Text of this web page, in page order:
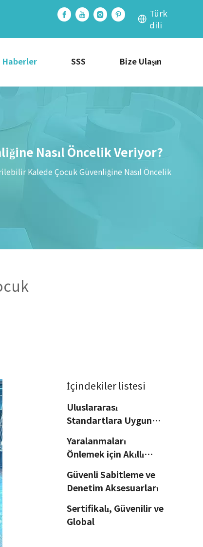
Türk
dili
Haberler SSS Bize Ulaşın
Nasıl Öncelik Veriyor?
Kalede Çocuk Güvenliğine Nasıl Öncelik
İçindekiler listesi
Uluslararası
Standartlara Uygun
Yaralanmaları
Önlemek için Akıllı
Güvenli Sabitleme ve
Denetim Aksesuarları
Sertifikalı, Güvenilir ve
Global